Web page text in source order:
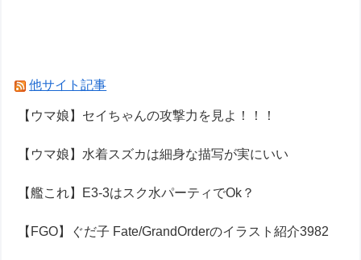
他サイト記事
【ウマ娘】セイちゃんの攻撃力を見よ！！！
【ウマ娘】水着スズカは細身な描写が実にいい
【艦これ】E3-3はスク水パーティでOk？
【FGO】ぐだ子 Fate/GrandOrderのイラスト紹介3982